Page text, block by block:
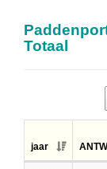
Totaal
jaar